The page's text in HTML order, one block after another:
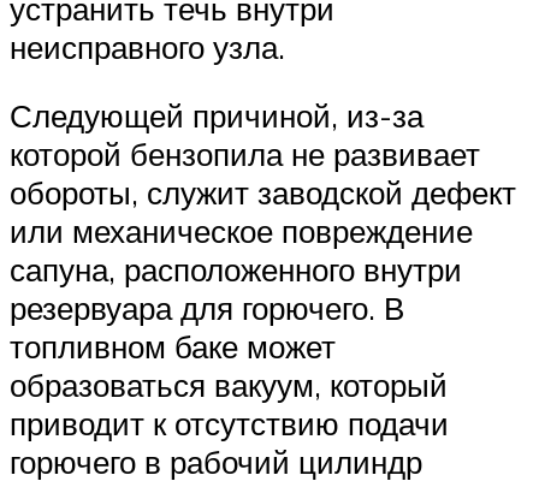
устранить течь внутри
неисправного узла.
Следующей причиной, из-за
которой бензопила не развивает
обороты, служит заводской дефект
или механическое повреждение
сапуна, расположенного внутри
резервуара для горючего. В
топливном баке может
образоваться вакуум, который
приводит к отсутствию подачи
горючего в рабочий цилиндр